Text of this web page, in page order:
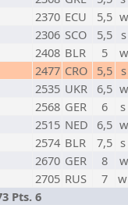
2370 ECU 5,5
2306 SCO 5,5
2408 BLR 5
2477 CRO 5,5
2535 UKR 6,5
2568 GER 6
2515 NED 6,5
2574 BLR 7,5
2670 GER 8
2705 RUS 7
Pts. 6